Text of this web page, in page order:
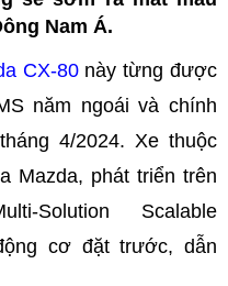
Nam Á.
CX-80này từng được
năm ngoái và chính
4/2024. Xe thuộc
Mazda, phát triển trên
Solution Scalable
cơ đặt trước, dẫn